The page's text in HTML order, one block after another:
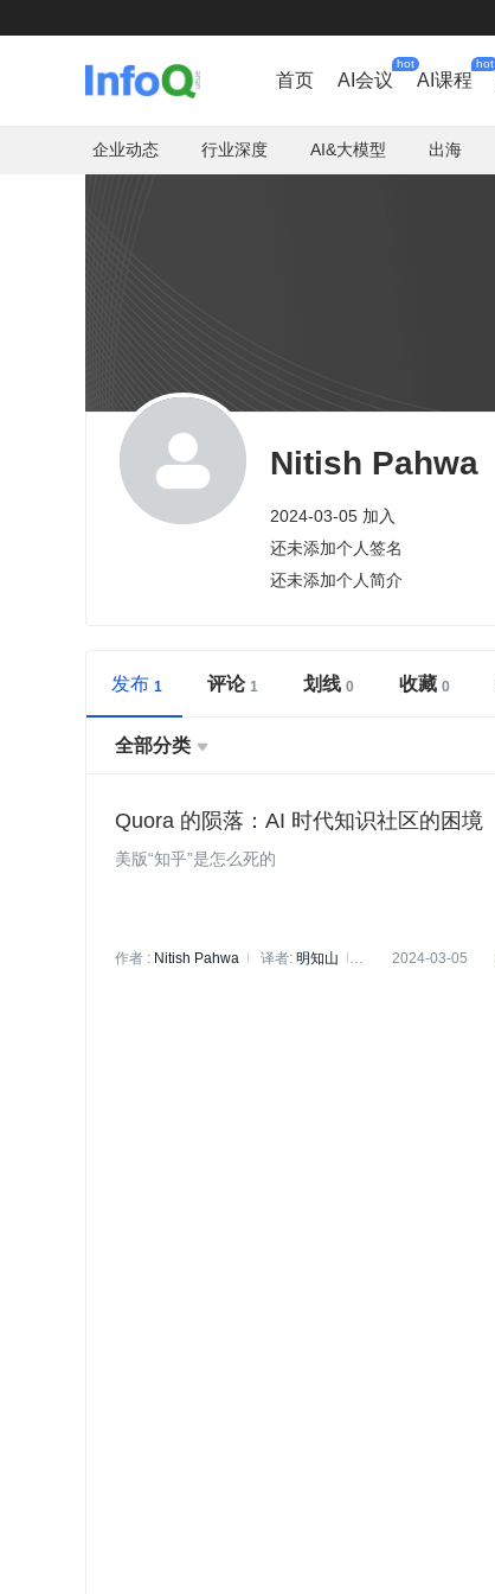
首页 AI会议
hot
AI课程
hot
企业动态 行业深度 AI&大模型 出海
Nitish Pahwa
2024-03-05 加入
还未添加个人签名
还未添加个人简介
发布 评论 划线 收藏
全部分类 
Quora 的陨落：AI 时代知识社区的困境
美版“知乎”是怎么死的
作者 : Nitish Pahwa 译者: 明知山
2024-03-05